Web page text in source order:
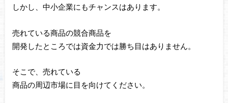
しかし、中小企業にもチャンスはあります。
売れている商品の競合商品を
開発したところでは資金力では勝ち目はありません。
そこで、売れている
商品の周辺市場に目を向けてください。